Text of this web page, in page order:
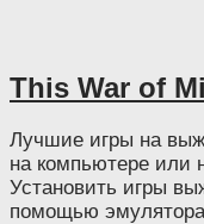
This War of
Лучшие игры на
на компьютере или
Установить игры
помощью